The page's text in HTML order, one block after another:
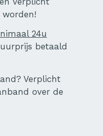
24u
betaald
Verplicht
over de